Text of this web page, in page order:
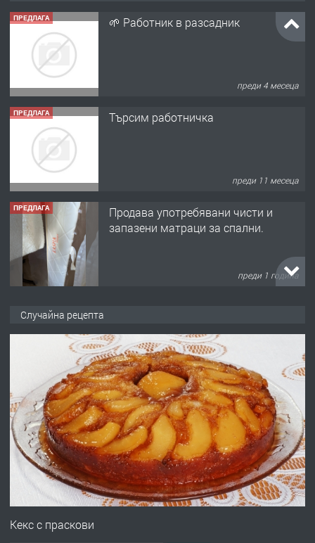
ПРЕДЛАГА 🌱 Работник в разсадник
преди 4 месеца
ПРЕДЛАГА Търсим работничка
преди 11 месеца
ПРЕДЛАГА
Продава употребявани чисти и
запазени матраци за спални.
преди 1 година
преди 1 година
ПРЕДЛАГА
Първи поход "По стъпките на Ангел
Войвода"
преди 1 година
ПРЕДЛАГА
Монтажник на малки детайли за
Случайна рецепта
Кекс с праскови